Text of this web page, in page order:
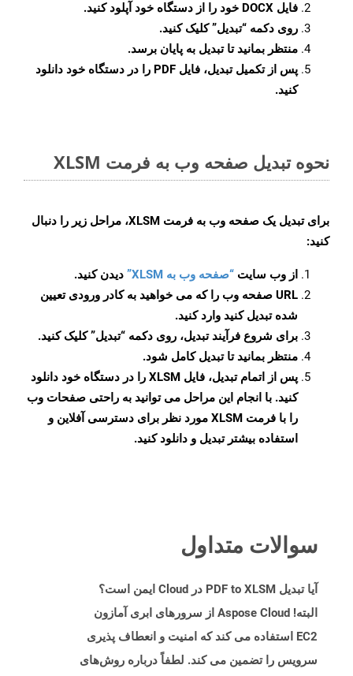
فایل DOCX خود را از دستگاه خود آپلود کنید.
روی دکمه “تبدیل”کلیک کنید.
منتظر بمانید تا تبدیل به پایان برسد.
پس از تکمیل تبدیل، فایل PDF را در دستگاه خود دانلود
کنید.
نحوه تبدیل صفحه وب به فرمت XLSM
برای تبدیل یک صفحه وب به فرمت XLSM، مراحل زیر را دنبال
کنید:
از وب سایت “صفحه وب به XLSM”
دیدن کنید.
URL صفحه وب را که می خواهید به کادر ورودی تعیین
شده تبدیل کنید وارد کنید.
برای شروع فرآیند تبدیل، روی دکمه “تبدیل” کلیک کنید.
منتظر بمانید تا تبدیل کامل شود.
پس از اتمام تبدیل، فایل XLSM را در دستگاه خود دانلود
کنید. با انجام این مراحل می توانید به راحتی صفحات وب
را با فرمت XLSM مورد نظر برای دسترسی آفلاین و
استفاده بیشتر تبدیل و دانلود کنید.
سوالات متداول
آیا تبدیل PDF to XLSM در Cloud ایمن است؟
البته! Aspose Cloud از سرورهای ابری آمازون
EC2 استفاده می کند که امنیت و انعطاف پذیری
سرویس را تضمین می کند. لطفاً درباره روش‌های